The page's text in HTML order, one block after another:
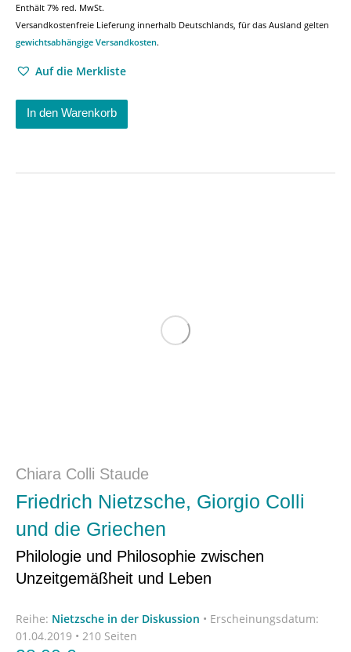
Enthält 7% red. MwSt.
Versandkostenfreie Lieferung innerhalb Deutschlands, für das Ausland gelten
gewichtsabhängige Versandkosten.
Auf die Merkliste
In den Warenkorb
Chiara Colli Staude
Friedrich Nietzsche, Giorgio Colli
und die Griechen
Philologie und Philosophie zwischen
Unzeitgemäßheit und Leben
Reihe: Nietzsche in der Diskussion • Erscheinungsdatum:
01.04.2019 • 210 Seiten